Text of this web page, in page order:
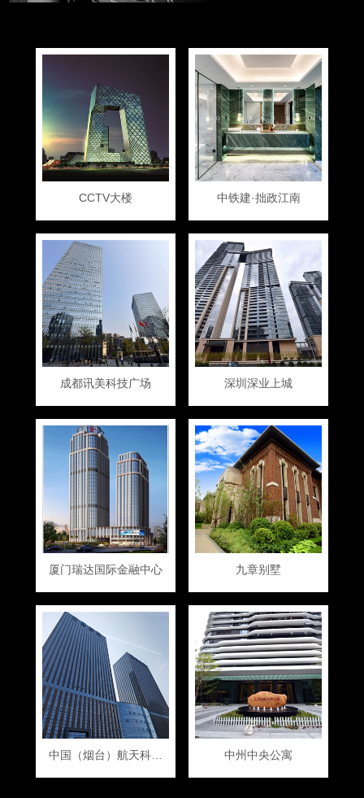
CCTV大楼 中铁建·拙政江南
成都讯美科技广场 深圳深业上城
厦门瑞达国际金融中心 九章别墅
中国（烟台）航天科技大厦 中州中央公寓